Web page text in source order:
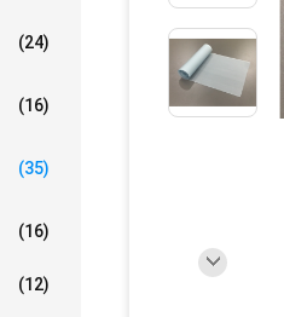
(24)
(16)
(35)
(16)
(12)